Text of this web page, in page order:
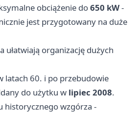
obciążenie do650 kW-
jest przygotowany na duże
ułatwiają organizację dużych
latach 60. i po przebudowie
do użytku w lipiec 2008.
historycznego wzgórza -